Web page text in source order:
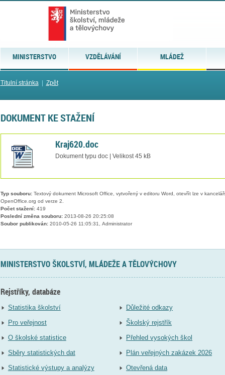
MINISTERSTVO VZDĚLÁVÁNÍ MLÁDEŽ
Titulní stránka| Zpět
DOKUMENT KE STAŽENÍ
Kraj620.doc
Dokument typu doc | Velikost 45 kB
Typ souboru:Textový dokument Microsoft Office, vytvořený v editoru Word, otevřít lze v
OpenOffice.org od verze 2.
Počet stažení:419
Poslední změna souboru:2013-08-26 20:25:08
Soubor publikován:2010-05-26 11:05:31, Administrator
MINISTERSTVO ŠKOLSTVÍ, MLÁDEŽE A TĚLOVÝCHOVY
Rejstříky, databáze
Statistika školství
Pro veřejnost
O školské statistice
Sběry statistických dat
Statistické výstupy a analýzy
Důležité odkazy
Školský rejstřík
Přehled vysokých škol
Plán veřejných zakázek 2026
Otevřená data